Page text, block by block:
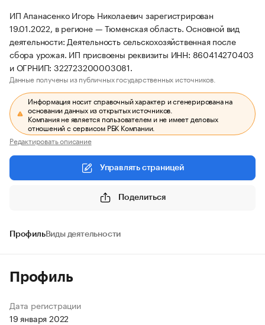
ИП Апанасенко Игорь Николаевич зарегистрирован
19.01.2022, в регионе — Тюменская область. Основной вид
деятельности: Деятельность сельскохозяйственная после
сбора урожая. ИП присвоены реквизиты ИНН: 860414270403
и ОГРНИП: 322723200003081.
Данные получены из публичных государственных источников.
Информация носит справочный характер и сгенерирована на
основании данных из открытых источников.
Компания не является пользователем и не имеет деловых
отношений с сервисом РБК Компании.
Редактировать описание
Управлять страницей
Поделиться
ПрофильВиды деятельности
Профиль
Дата регистрации
19 января 2022